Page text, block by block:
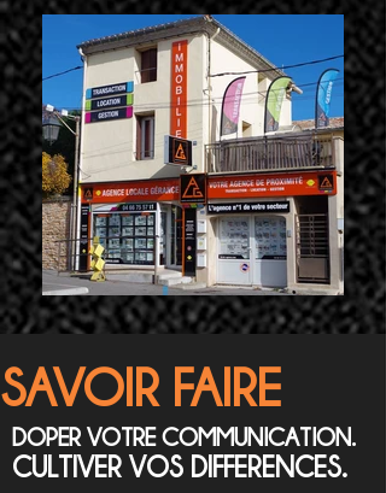
DOPER VOTRE COMMUNICATION.
CULTIVER VOS DIFFERENCES.
SAVOIR FAIRE